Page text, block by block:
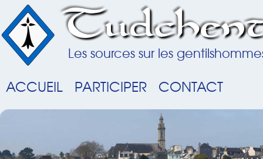
Les sources sur les
ACCUEIL PARTICIPER CONTACT